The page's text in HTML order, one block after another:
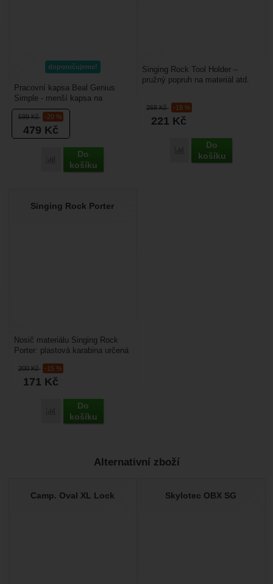
doporučujeme!
599Kč -20 %
479 Kč
Porovnat
Do
košíku
Pracovní kapsa Beal Genius
Simple - menší kapsa na
pracovní vybavení lze snadno
připojit k sedáku. Závírání...
268Kč -18 %
221 Kč
Porovnat
Do
košíku
Singing Rock Tool Holder –
pružný popruh na materiál atd.
vhodný pro připoutání...
Singing Rock Porter
200Kč -15 %
171 Kč
Porovnat
Do
košíku
Nosič materiálu Singing Rock
Porter: plastová karabina určená
nebo nářadí...
Alternativní zboží
Camp. Oval XL Lock Skylotec OBX SG